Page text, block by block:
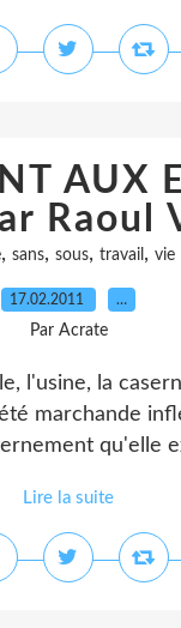
AUX
Raoul
, sans, sous, travail, vie
17.02.2011 …
Par Acrate
l'usine, la
marchande
qu'elle
Lire la suite